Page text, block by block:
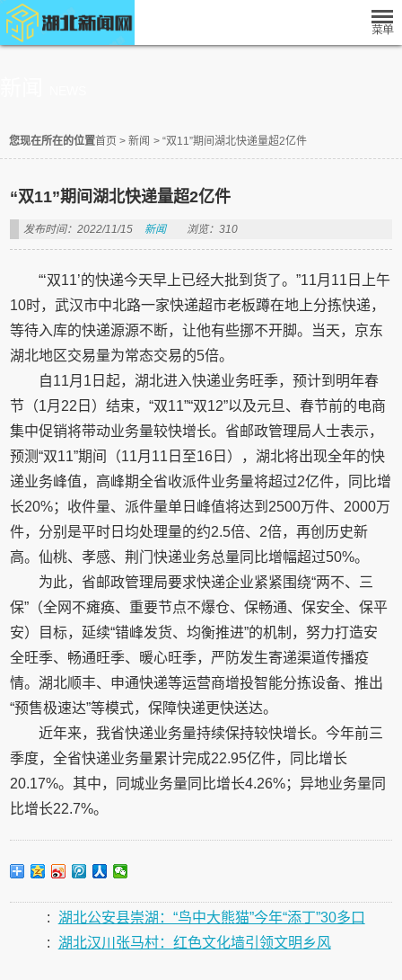
您现在所在的位置首页 > 新闻 > “双11”期间湖北快递量超2亿件
“双11”期间湖北快递量超2亿件
发布时间：2022/11/15 新闻 浏览：310
“‘双11’的快递今天早上已经大批到货了。”11月11日上午
10时，武汉市中北路一家快递超市老板蹲在地上分拣快递，
等待入库的快递源源不断，让他有些挪不开脚。当天，京东
湖北地区交易量为常态交易的5倍。
自11月1日起，湖北进入快递业务旺季，预计到明年春
节（1月22日）结束，“双11”“双12”以及元旦、春节前的电商
集中促销将带动业务量较快增长。省邮政管理局人士表示，
预测“双11”期间（11月11日至16日），湖北将出现全年的快
递业务峰值，高峰期全省收派件业务量将超过2亿件，同比增
长20%；收件量、派件量单日峰值将达到2500万件、2000万
件，分别是平时日均处理量的约2.5倍、2倍，再创历史新
高。仙桃、孝感、荆门快递业务总量同比增幅超过50%。
为此，省邮政管理局要求快递企业紧紧围绕“两不、三
保”（全网不瘫痪、重要节点不爆仓、保畅通、保安全、保平
安）目标，延续“错峰发货、均衡推进”的机制，努力打造安
全旺季、畅通旺季、暖心旺季，严防发生寄递渠道传播疫
情。湖北顺丰、申通快递等运营商增投智能分拣设备、推出
“预售极速达”等模式，保障快递更快送达。
近年来，我省快递业务量持续保持较快增长。今年前三
季度，全省快递业务量累计完成22.95亿件，同比增长
20.17%。其中，同城业务量同比增长4.26%；异地业务量同
比增长22.7%。
: 湖北公安县崇湖：“鸟中大熊猫”今年“添丁”30多口
: 湖北汉川张马村：红色文化墙引领文明乡风